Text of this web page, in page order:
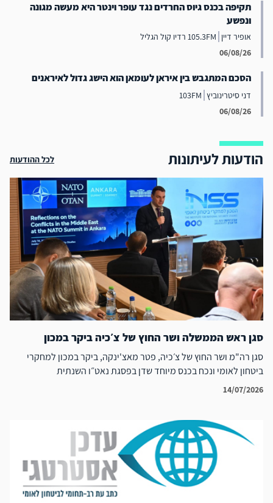
תקיפה בכנס גיוס החרדים נגד עופר וינטר היא מעשה מגונה
ונפשע
אופיר דיין 105.3FM רדיו קול הגליל
06/08/26
הסכם המתגבש בין איראן לעומאן הוא הישג גדול לאיראנים
דני סיטרינוביץ 103FM
06/08/26
הודעות לעיתונות לכל ההודעות
סגן ראש הממשלה ושר החוץ של צ׳כיה ביקר במכון
סגן רה"מ ושר החוץ של צ׳כיה, פטר מאצ'ינקה, ביקר במכון למחקרי
ביטחון לאומי ונכח בכנס מיוחד שדן בפסגת נאט״ו השנתית
14/07/2026